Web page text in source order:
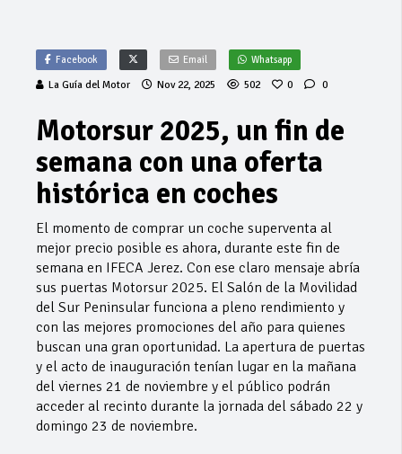
Facebook Email Whatsapp
La Guía del Motor Nov 22, 2025 502 0 0
Motorsur 2025, un fin de
semana con una oferta
histórica en coches
El momento de comprar un coche superventa al
mejor precio posible es ahora, durante este fin de
semana en IFECA Jerez. Con ese claro mensaje abría
sus puertas Motorsur 2025. El Salón de la Movilidad
del Sur Peninsular funciona a pleno rendimiento y
con las mejores promociones del año para quienes
buscan una gran oportunidad. La apertura de puertas
y el acto de inauguración tenían lugar en la mañana
del viernes 21 de noviembre y el público podrán
acceder al recinto durante la jornada del sábado 22 y
domingo 23 de noviembre.